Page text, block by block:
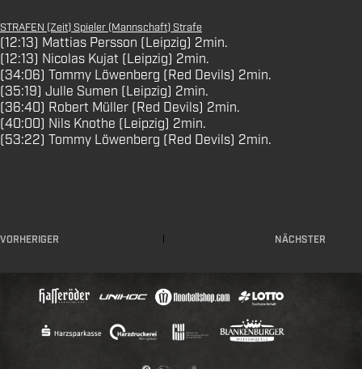
STRAFEN (Zeit) Spieler (Mannschaft) Strafe
(12:13) Mattias Persson (Leipzig) 2min.
(12:13) Nicolas Kujat (Leipzig) 2min.
(34:06) Tommy Löwenberg (Red Devils) 2min.
(35:19) Julle Sumen (Leipzig) 2min.
(36:40) Robert Müller (Red Devils) 2min.
(40:00) Nils Knothe (Leipzig) 2min.
(53:22) Tommy Löwenberg (Red Devils) 2min.
VORHERIGER NÄCHSTER